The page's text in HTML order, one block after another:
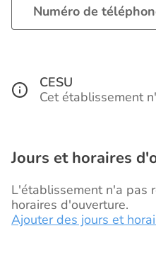
Numéro de
CESU
Cet établissement
Jours et horaires
L'établissement n'a pas
horaires d'ouverture.
Ajouter des jours et